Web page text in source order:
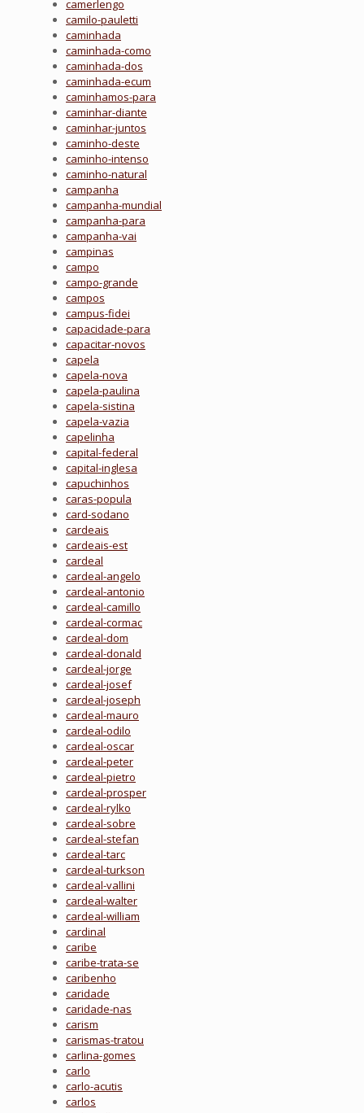
camerlengo
camilo-pauletti
caminhada
caminhada-como
caminhada-dos
caminhada-ecum
caminhamos-para
caminhar-diante
caminhar-juntos
caminho-deste
caminho-intenso
caminho-natural
campanha
campanha-mundial
campanha-para
campanha-vai
campinas
campo
campo-grande
campos
campus-fidei
capacidade-para
capacitar-novos
capela
capela-nova
capela-paulina
capela-sistina
capela-vazia
capelinha
capital-federal
capital-inglesa
capuchinhos
caras-popula
card-sodano
cardeais
cardeais-est
cardeal
cardeal-angelo
cardeal-antonio
cardeal-camillo
cardeal-cormac
cardeal-dom
cardeal-donald
cardeal-jorge
cardeal-josef
cardeal-joseph
cardeal-mauro
cardeal-odilo
cardeal-oscar
cardeal-peter
cardeal-pietro
cardeal-prosper
cardeal-rylko
cardeal-sobre
cardeal-stefan
cardeal-tarc
cardeal-turkson
cardeal-vallini
cardeal-walter
cardeal-william
cardinal
caribe
caribe-trata-se
caribenho
caridade
caridade-nas
carism
carismas-tratou
carlina-gomes
carlo
carlo-acutis
carlos